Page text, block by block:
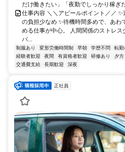
だけ働きたい」「夜勤でしっかり稼ぎ
仕事内容 ＼＼アピールポイント／／
の負担少なめ ✨待機時間多めで、あわ
める仕事が中心。 人間関係のストレス
バ...
制服あり 変形労働時間制 早朝 学歴不問 転勤
経験者歓迎
夜間 有資格者歓迎 研修あり 夕方
交通費支給
長期歓迎 深夜
正社員